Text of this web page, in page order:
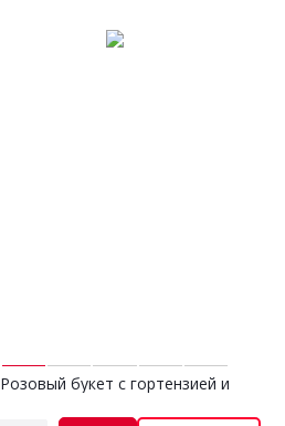
Розовый букет c гортензией и